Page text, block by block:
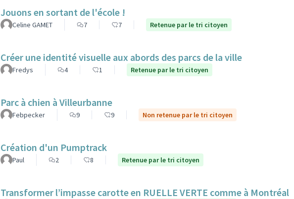
Jouons en sortant de l'école !
Celine GAMET 7 7 Retenue par le tri citoyen
Créer une identité visuelle aux abords des parcs de la ville
Fredys 4 1 Retenue par le tri citoyen
Parc à chien à Villeurbanne
Febpecker 9 9 Non retenue par le tri citoyen
Création d'un Pumptrack
Paul 2 8 Retenue par le tri citoyen
Transformer l’impasse carotte en RUELLE VERTE comme à Montréal